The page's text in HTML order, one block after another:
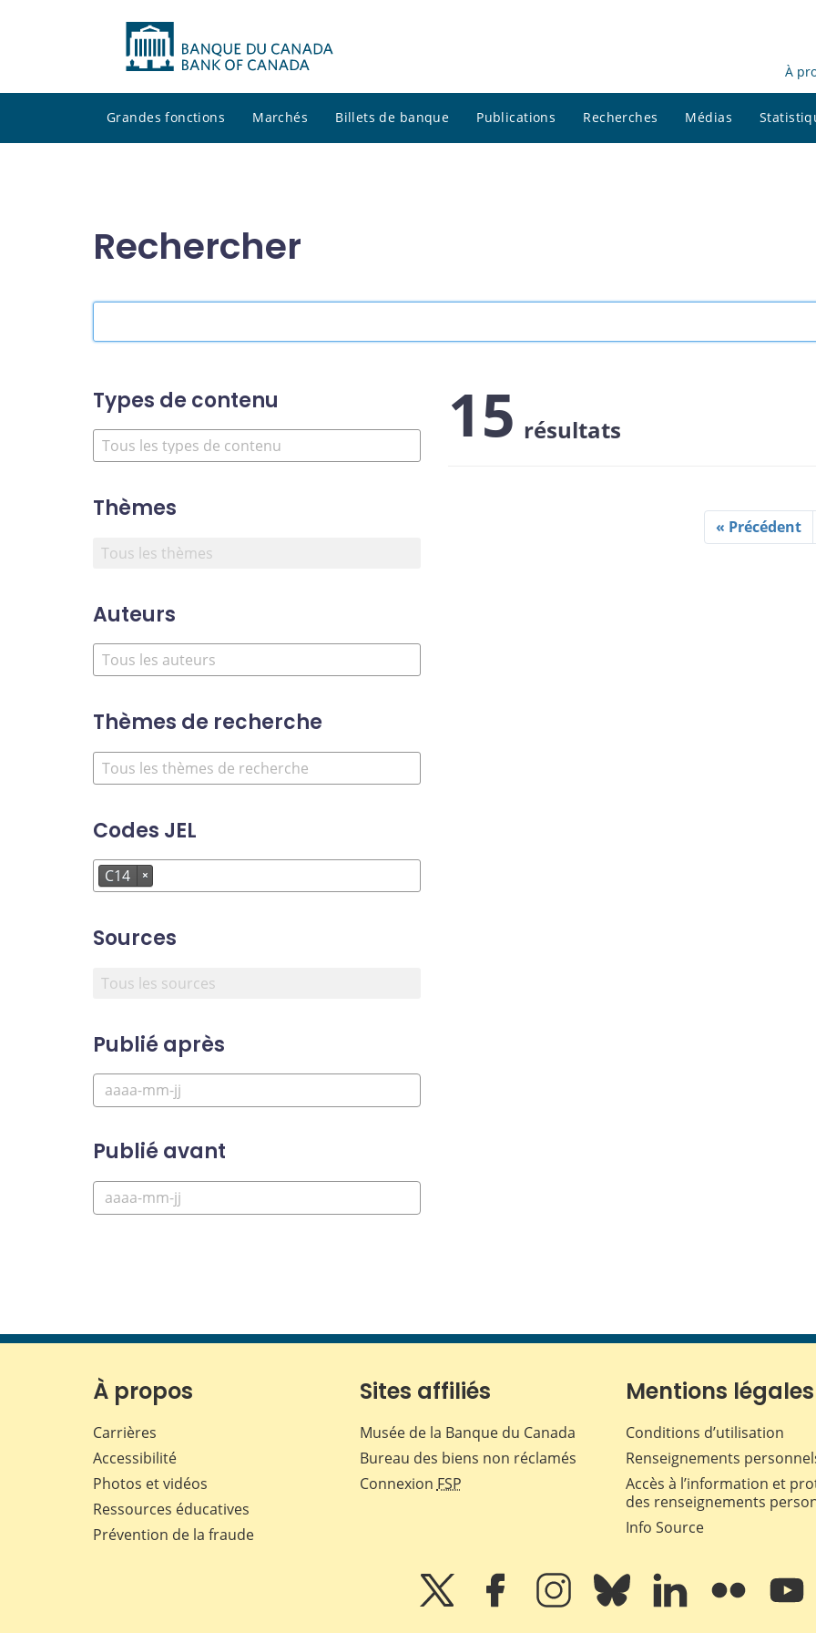
À
Grandes fonctions Marchés Billets de banque Publications Recherches Médias
Rechercher
site
Types de contenu
Thèmes
Auteurs
Thèmes de recherche
Codes JEL
C14 ×
Sources
Publié après
Publié avant
15 résultats
« Précédent
À propos
Carrières
Accessibilité
Photos et vidéos
Ressources éducatives
Prévention de la fraude
Sites affiliés
Musée de la Banque du Canada
Bureau des biens non réclamés
ConnexionFSP
Mentions légales
Conditions d’utilisation
Renseignements
Accès à l’information et
des renseignements
Info Source